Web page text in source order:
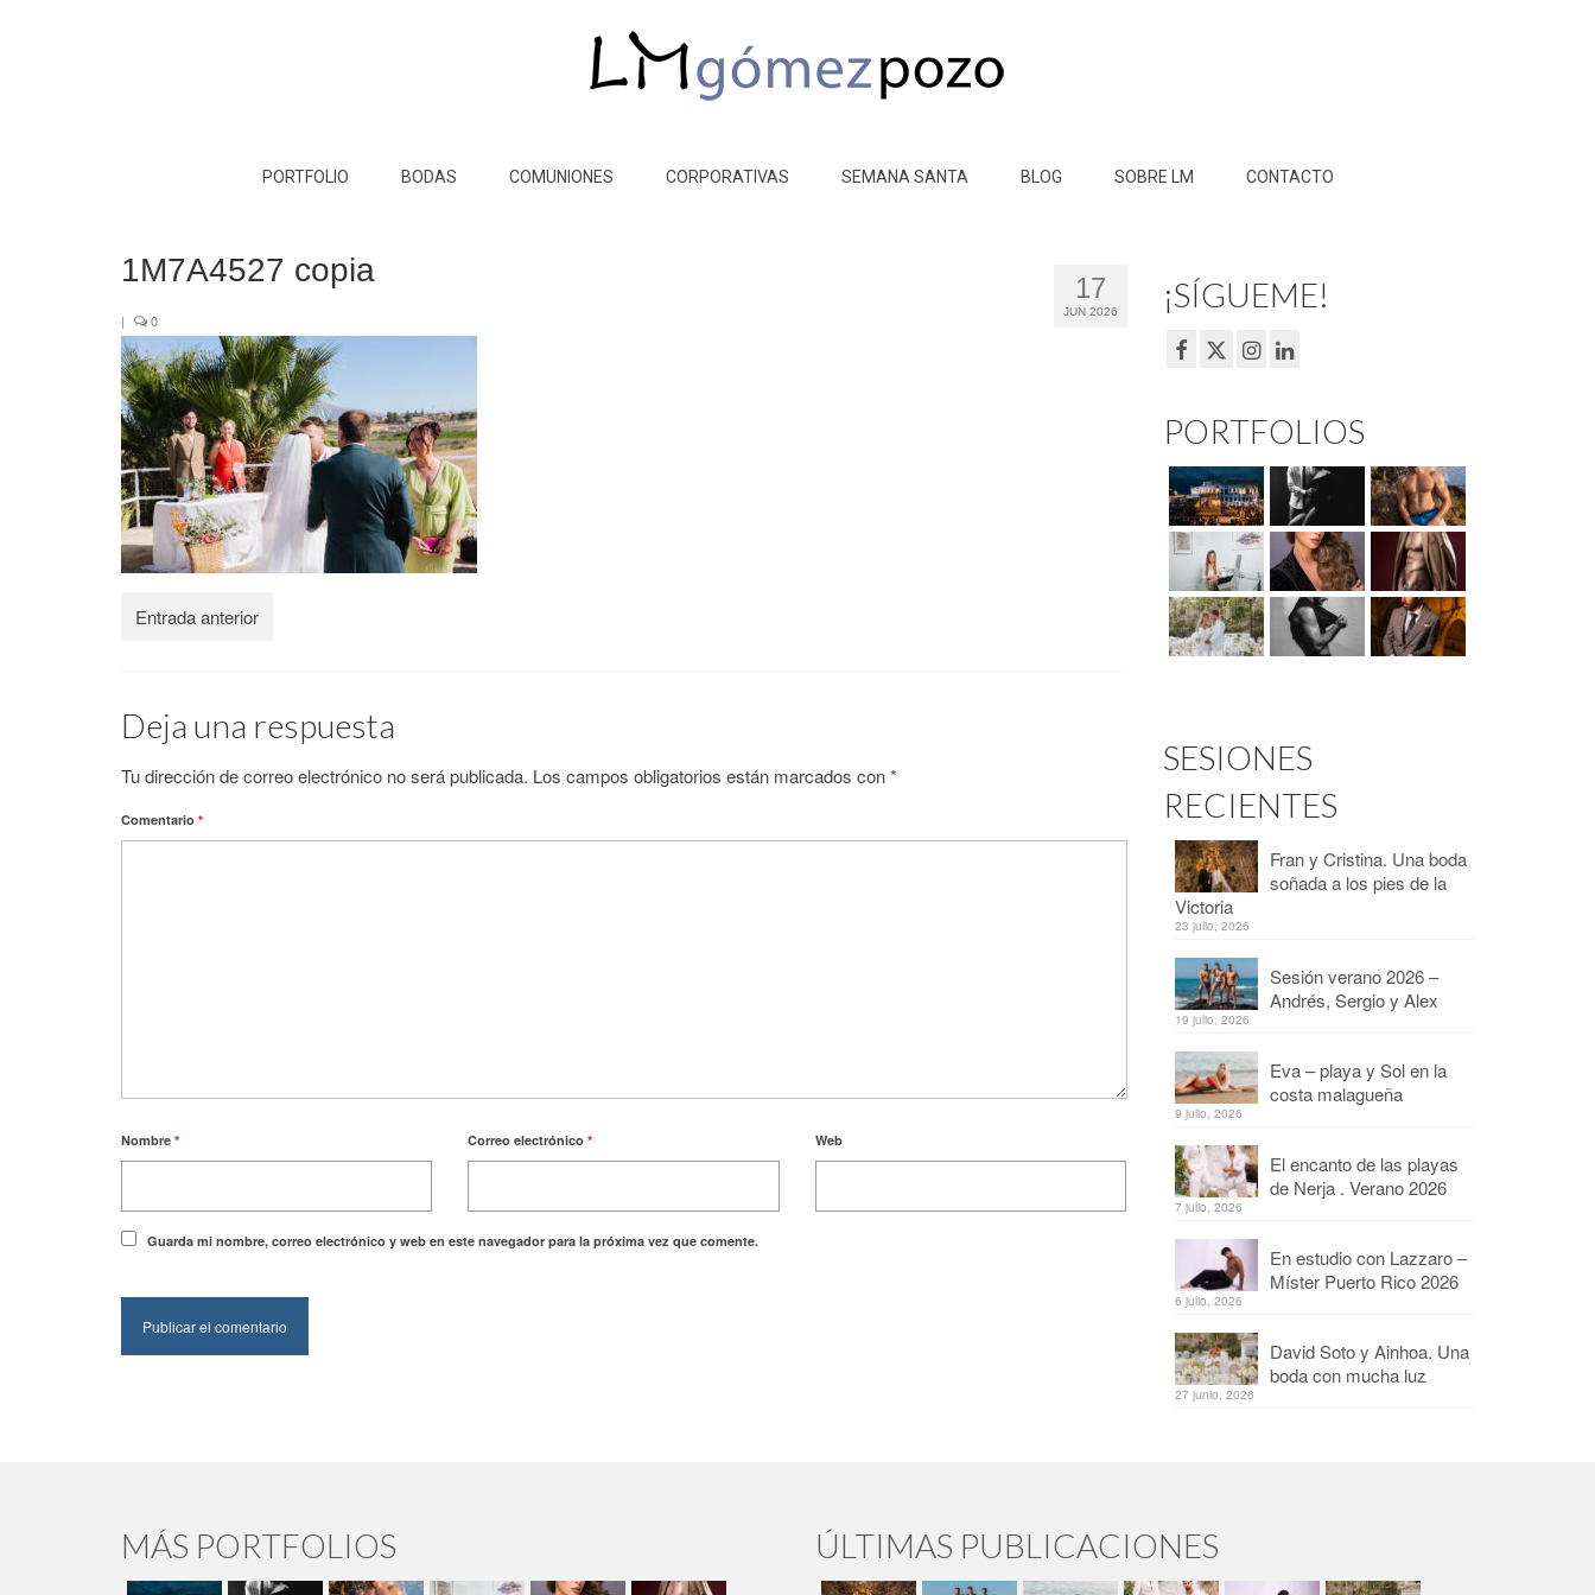
PORTFOLIO BODAS COMUNIONES CORPORATIVAS SEMANA SANTA BLOG SOBRE LM CONTACTO
17
JUN 2026
1M7A4527 copia
| 0
Entrada anterior
Deja una respuesta
Tu dirección de correo electrónico no será publicada. Los campos obligatorios están marcados con*
Comentario *
Nombre * Correo electrónico* Web
Guarda mi nombre, correo electrónico y web en este navegador para la próxima vez que comente.
¡SÍGUEME!
PORTFOLIOS
SESIONES
RECIENTES
Fran y Cristina. Una boda
soñada a los pies de la
Victoria
23 julio, 2026
Sesión verano 2026 –
Andrés, Sergio y Alex
19 julio, 2026
Eva – playa y Sol en la
costa malagueña
9 julio, 2026
El encanto de las playas
de Nerja . Verano 2026
7 julio, 2026
En estudio con Lazzaro –
Míster Puerto Rico 2026
6 julio, 2026
David Soto y Ainhoa. Una
boda con mucha luz
27 junio, 2026
MÁS PORTFOLIOS ÚLTIMAS PUBLICACIONES